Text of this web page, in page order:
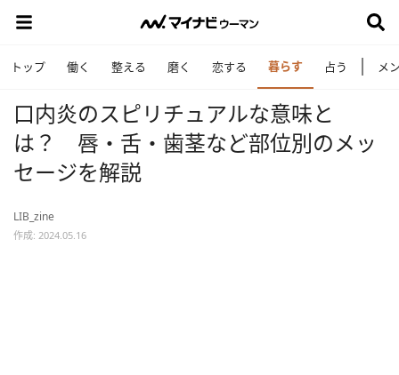
トップ 働く 整える 磨く 恋する 暮らす 占う メ
口内炎のスピリチュアルな意味と
は？ 唇・舌・歯茎など部位別のメッ
セージを解説
LIB_zine
作成: 2024.05.16